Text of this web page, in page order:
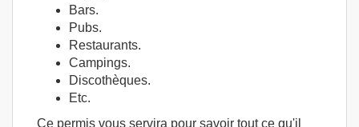
Bars.
Pubs.
Restaurants.
Campings.
Discothèques.
Etc.
Ce permis vous servira pour savoir tout ce qu'il